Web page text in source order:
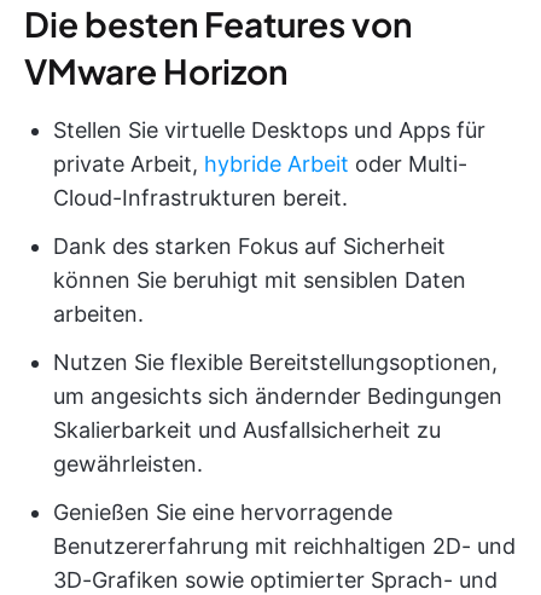
Die besten Features von
VMware Horizon
Stellen Sie virtuelle Desktops und Apps für
private Arbeit, hybride Arbeit oder Multi-
Cloud-Infrastrukturen bereit.
Dank des starken Fokus auf Sicherheit
können Sie beruhigt mit sensiblen Daten
arbeiten.
Nutzen Sie flexible Bereitstellungsoptionen,
um angesichts sich ändernder Bedingungen
Skalierbarkeit und Ausfallsicherheit zu
gewährleisten.
Genießen Sie eine hervorragende
Benutzererfahrung mit reichhaltigen 2D- und
3D-Grafiken sowie optimierter Sprach- und